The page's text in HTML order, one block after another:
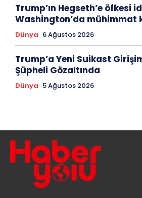
Trump’ın Hegseth’e öfkesi
Washington’da mühimmat
Dünya 6 Ağustos 2026
Trump’a Yeni Suikast
Şüpheli Gözaltında
Dünya 5 Ağustos 2026